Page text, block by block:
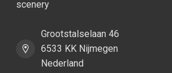
scenery
Grootstalselaan 46
6533 KK Nijmegen
Nederland